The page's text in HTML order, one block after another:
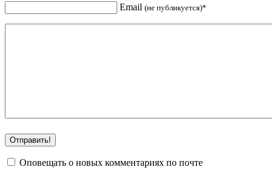
Email (не публикуется)*
Оповещать о новых комментариях по почте